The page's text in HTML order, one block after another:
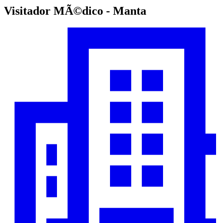
Visitador MÃ©dico - Manta